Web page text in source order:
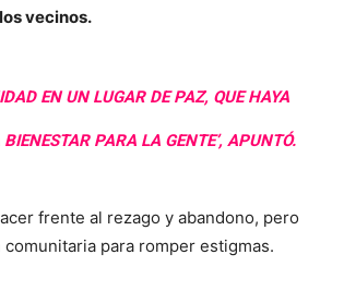
vecinos.
EN UN LUGAR DE PAZ, QUE HAYA
PARA LA GENTE’, APUNTÓ.
frente al rezago y abandono, pero
para romper estigmas.